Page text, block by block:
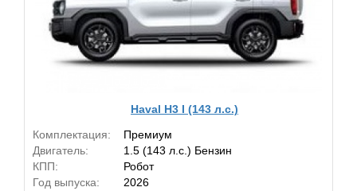
Haval H3 I (143 л.с.)
Комплектация:
Премиум
Двигатель:
1.5 (143 л.с.) Бензин
КПП:
Робот
Год выпуска:
2026